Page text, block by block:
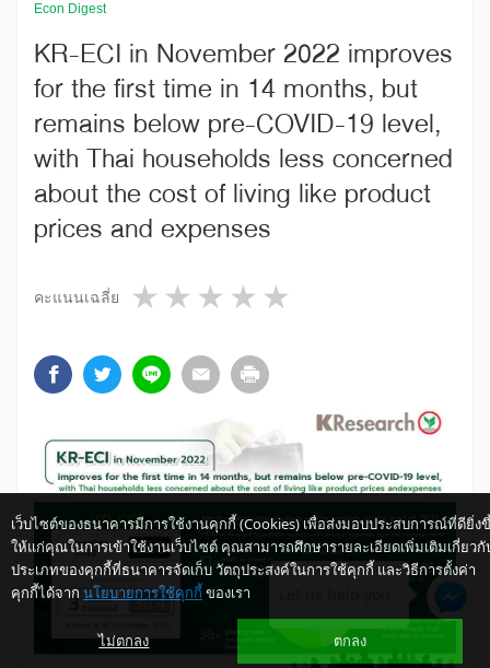
Econ Digest
KR-ECI in November 2022 improves
for the first time in 14 months, but
remains below pre-COVID-19 level,
with Thai households less concerned
about the cost of living like product
prices and expenses
คะแนนเฉลี่ย 4 stars
3 stars
2 stars
1 star
เว็บไซต์ของธนาคารมีการใช้งานคุกกี้ (Cookies) เพื่อส่งมอบประสบการณ์ที่ดียิ่ง
ให้แก่คุณในการเข้าใช้งานเว็บไซต์ คุณสามารถศึกษารายละเอียดเพิ่มเติมเกี่ยวกั
ประเภทของคุกกี้ที่ธนาคารจัดเก็บ วัตถุประสงค์ในการใช้คุกกี้ และวิธีการตั้งค่า
คุกกี้ได้จาก นโยบายการใช้คุกกี้ ของเรา
ไม่ตกลง ตกลง